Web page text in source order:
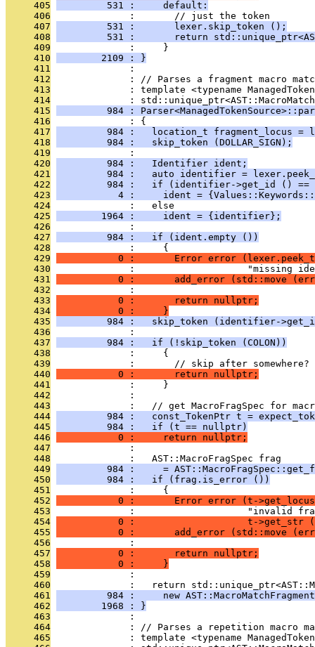
     405
         531 :     default:
     406
              :       // just the token
     407
         531 :       lexer.skip_token ();
     408
531 :       return
     409
              :     }
     410
        2109 : }
     411
              :
     412
: // Parses a fragment macro
     413
: template <typename
     414
:
     415
984 :
     416
              : {
     417
984 :   location_t fragment_locus =
     418
         984 :   skip_token (DOLLAR_SIGN);
     419
              :
     420
         984 :   Identifier ident;
     421
984 :   auto identifier =
     422
984 :   if (identifier->get_id () ==
     423
4 :     ident =
     424
              :   else
     425
        1964 :     ident = {identifier};
     426
              :
     427
         984 :   if (ident.empty ())
     428
              :     {
     429
0 :       Error error
     430
:                    "missing
     431
0 :       add_error (std::move
     432
              :
     433
           0 :       return nullptr;
     434
           0 :     }
     435
984 :   skip_token (identifier-
     436
              :
     437
         984 :   if (!skip_token (COLON))
     438
              :     {
     439
              :       // skip after somewhere?
     440
           0 :       return nullptr;
     441
              :     }
     442
              :
     443
:   // get MacroFragSpec for
     444
984 :   const_TokenPtr t =
     445
         984 :   if (t == nullptr)
     446
           0 :     return nullptr;
     447
              :
     448
              :   AST::MacroFragSpec frag
     449
984 :     =
     450
         984 :   if (frag.is_error ())
     451
              :     {
     452
0 :       Error error (t-
     453
:                    "invalid
     454
0 :                    t->get_str
     455
0 :       add_error (std::move
     456
              :
     457
           0 :       return nullptr;
     458
           0 :     }
     459
              :
     460
:   return
     461
984 :     new
     462
        1968 : }
     463
              :
     464
: // Parses a repetition macro
     465
: template <typename